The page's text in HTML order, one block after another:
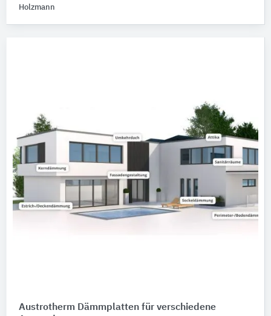
Holzmann
Austrotherm Dämmplatten für verschiedene